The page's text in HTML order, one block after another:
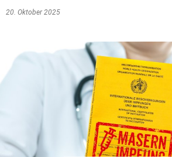
20. Oktober 2025